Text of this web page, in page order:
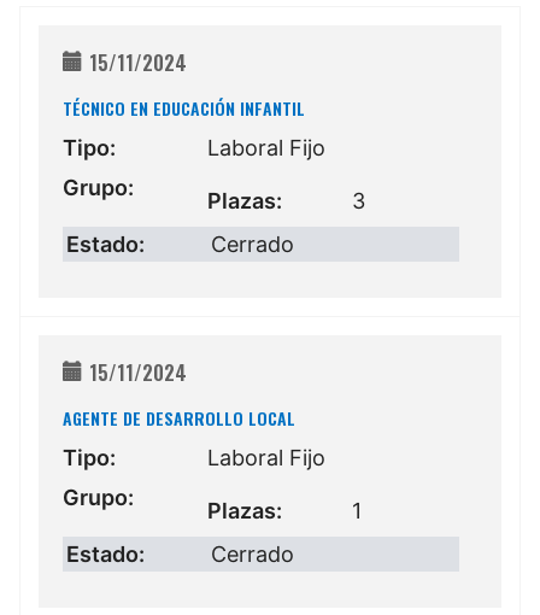
15/11/2024
TÉCNICO EN EDUCACIÓN INFANTIL
Tipo:
Laboral Fijo
Grupo:
Plazas:
3
Estado:
Cerrado
15/11/2024
AGENTE DE DESARROLLO LOCAL
Tipo:
Laboral Fijo
Grupo:
Plazas:
1
Estado:
Cerrado